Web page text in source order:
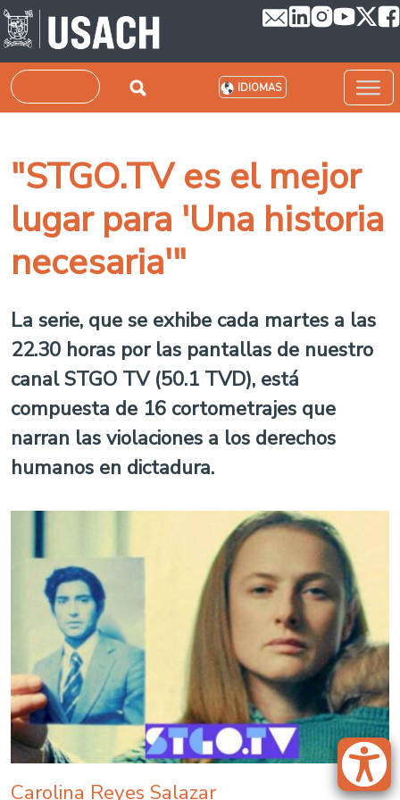
Pasar al contenido principal
Buscar IDIOMAS
"STGO.TV es el mejor
lugar para 'Una historia
necesaria'"
La serie, que se exhibe cada martes a las
22.30 horas por las pantallas de nuestro
canal STGO TV (50.1 TVD), está
compuesta de 16 cortometrajes que
narran las violaciones a los derechos
humanos en dictadura.
Carolina Reyes Salazar